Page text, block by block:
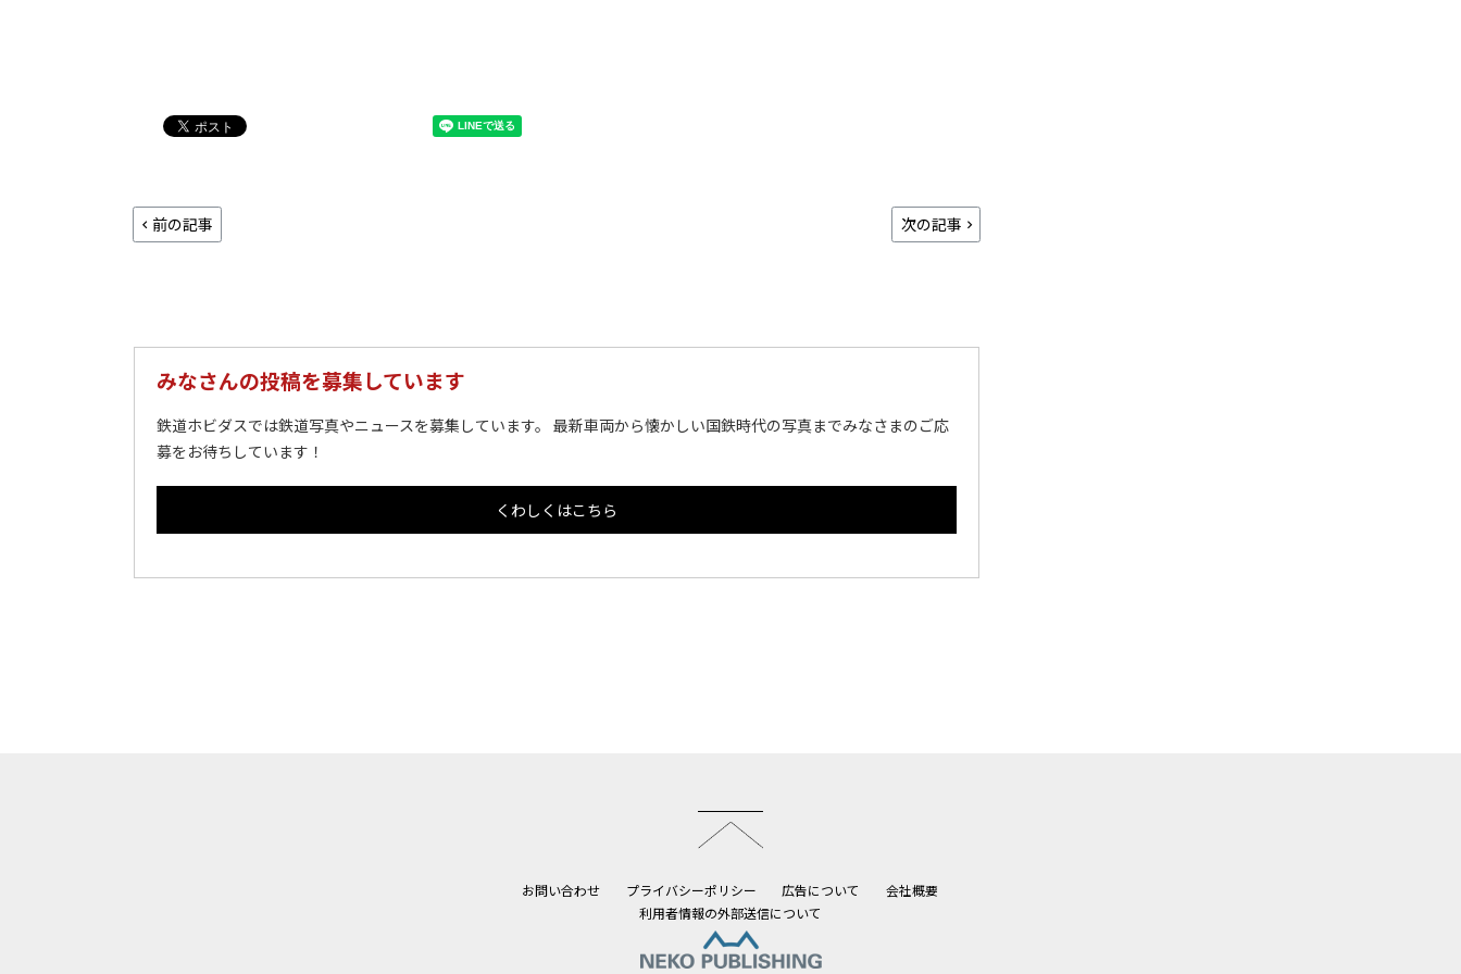
前の記事 次の記事
みなさんの投稿を募集しています
鉄道ホビダスでは鉄道写真やニュースを募集しています。 最新車両から懐かしい国鉄時代の写真までみなさまのご応
募をお待ちしています！
くわしくはこちら
お問い合わせ プライバシーポリシー 広告について
会社概要
利用者情報の外部送信について